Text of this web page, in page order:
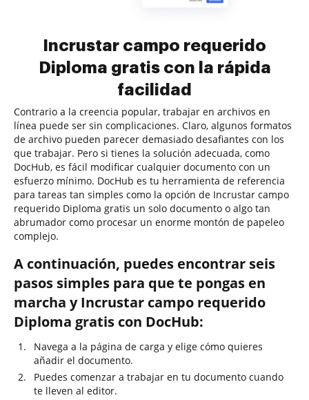
Incrustar campo requerido
Diploma gratis con la rápida
facilidad
Contrario a la creencia popular, trabajar en archivos en
línea puede ser sin complicaciones. Claro, algunos formatos
de archivo pueden parecer demasiado desafiantes con los
que trabajar. Pero si tienes la solución adecuada, como
DocHub, es fácil modificar cualquier documento con un
esfuerzo mínimo. DocHub es tu herramienta de referencia
para tareas tan simples como la opción de Incrustar campo
requerido Diploma gratis un solo documento o algo tan
abrumador como procesar un enorme montón de papeleo
complejo.
A continuación, puedes encontrar seis
pasos simples para que te pongas en
marcha y Incrustar campo requerido
Diploma gratis con DocHub:
Navega a la página de carga y elige cómo quieres
añadir el documento.
Puedes comenzar a trabajar en tu documento cuando
te lleven al editor.